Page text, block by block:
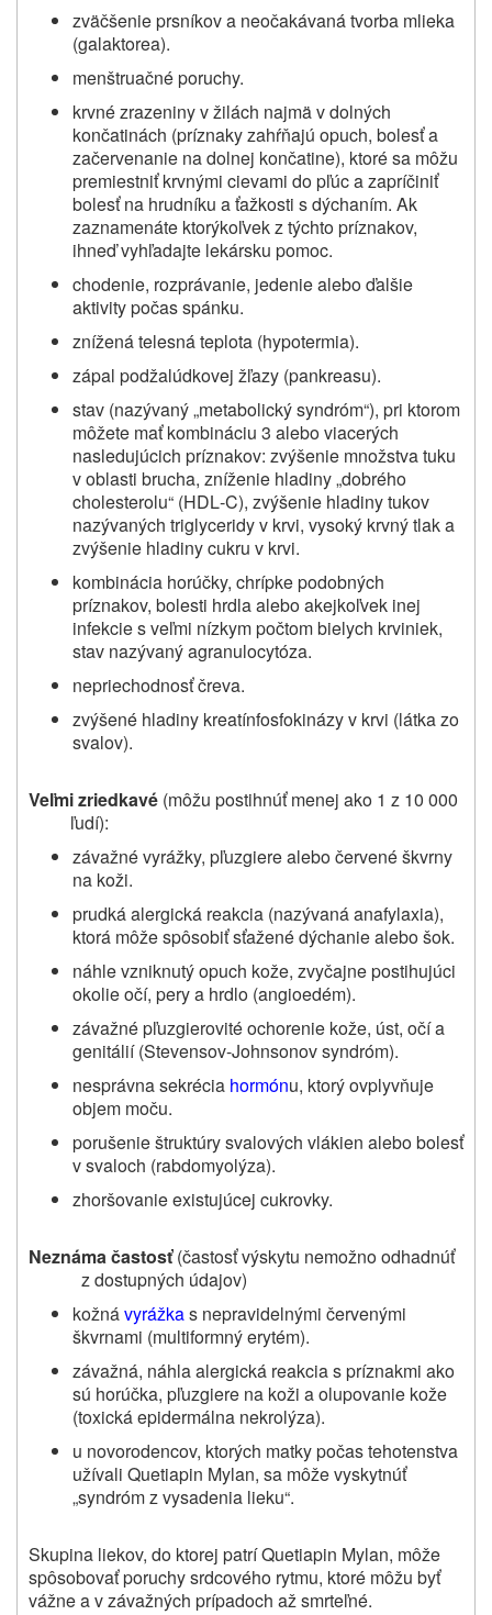
zväčšenie prsníkov a neočakávaná tvorba mlieka
(galaktorea).
menštruačné poruchy.
krvné zrazeniny v žilách najmä v dolných
končatinách (príznaky zahŕňajú opuch, bolesť a
začervenanie na dolnej končatine), ktoré sa môžu
premiestniť krvnými cievami do pľúc a zapríčiniť
bolesť na hrudníku a ťažkosti s dýchaním. Ak
zaznamenáte ktorýkoľvek z týchto príznakov,
ihneď vyhľadajte lekársku pomoc.
chodenie, rozprávanie, jedenie alebo ďalšie
aktivity počas spánku.
znížená telesná teplota (hypotermia).
zápal podžalúdkovej žľazy (pankreasu).
stav (nazývaný „metabolický syndróm“), pri ktorom
môžete mať kombináciu 3 alebo viacerých
nasledujúcich príznakov: zvýšenie množstva tuku
v oblasti brucha, zníženie hladiny „dobrého
cholesterolu“ (HDL‑C), zvýšenie hladiny tukov
nazývaných triglyceridy v krvi, vysoký krvný tlak a
zvýšenie hladiny cukru v krvi.
kombinácia horúčky, chrípke podobných
príznakov, bolesti hrdla alebo akejkoľvek inej
infekcie s veľmi nízkym počtom bielych krviniek,
stav nazývaný agranulocytóza.
nepriechodnosť čreva.
zvýšené hladiny kreatínfosfokinázy v krvi (látka zo
svalov).
Veľmi zriedkavé (môžu postihnúť menej ako 1 z 10 000
ľudí):
závažné vyrážky, pľuzgiere alebo červené škvrny
na koži.
prudká alergická reakcia (nazývaná anafylaxia),
ktorá môže spôsobiť sťažené dýchanie alebo šok.
náhle vzniknutý opuch kože, zvyčajne postihujúci
okolie očí, pery a hrdlo (angioedém).
závažné pľuzgierovité ochorenie kože, úst, očí a
genitálií (Stevensov-Johnsonov syndróm).
nesprávna sekrécia hormónu, ktorý ovplyvňuje
objem moču.
porušenie štruktúry svalových vlákien alebo bolesť
v svaloch (rabdomyolýza).
zhoršovanie existujúcej cukrovky.
Neznáma častosť(častosť výskytu nemožno odhadnúť
z dostupných údajov)
kožnávyrážkas nepravidelnými červenými
škvrnami (multiformný erytém).
závažná, náhla alergická reakcia s príznakmi ako
sú horúčka, pľuzgiere na koži a olupovanie kože
(toxická epidermálna nekrolýza).
u novorodencov, ktorých matky počas tehotenstva
užívali Quetiapin Mylan, sa môže vyskytnúť
„syndróm z vysadenia lieku“.
Skupina liekov, do ktorej patrí Quetiapin Mylan, môže
spôsobovať poruchy srdcového rytmu, ktoré môžu byť
vážne a v závažných prípadoch až smrteľné.